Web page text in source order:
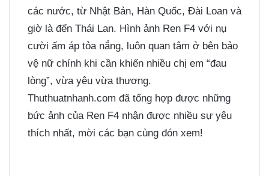
các nước, từ Nhật Bản, Hàn Quốc, Đài Loan và
giờ là đến Thái Lan. Hình ảnh Ren F4 với nụ
cười ấm áp tỏa nắng, luôn quan tâm ở bên bảo
vệ nữ chính khi cần khiến nhiều chị em “đau
lòng”, vừa yêu vừa thương.
Thuthuatnhanh.com đã tổng hợp được những
bức ảnh của Ren F4 nhận được nhiều sự yêu
thích nhất, mời các bạn cùng đón xem!